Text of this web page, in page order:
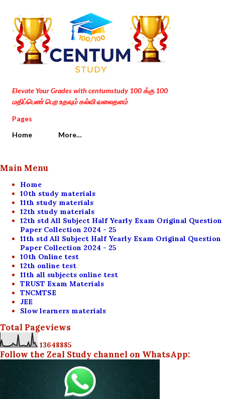
Skip to main content
Elevate Your Grades with centumstudy 100 க்கு 100
மதிப்பெண் பெற உதவும் கல்வி வலைதளம்
Pages
Home
More…
Main Menu
Home
10th study materials
11th study materials
12th study materials
12th std All Subject Half Yearly Exam Original Question
Paper Collection 2024 - 25
11th std All Subject Half Yearly Exam Original Question
Paper Collection 2024 - 25
10th Online test
12th online test
11th all subjects online test
TRUST Exam Materials
TNCMTSE
JEE
Slow learners materials
Total Pageviews
13648885
Follow the Zeal Study channel on WhatsApp: